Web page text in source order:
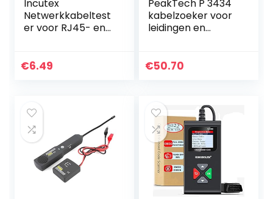
Incutex
Netwerkkabeltest
er voor RJ45- en
€6.49
PeakTech P 3434
kabelzoeker voor
leidingen en
doorgangsmeter
€50.70